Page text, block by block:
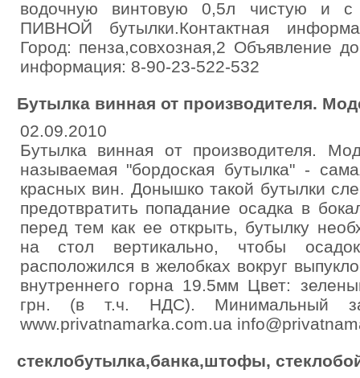
водочную винтовую 0,5л чистую и с
ПИВНОЙ бутылки.Контактная
Город: пенза,совхозная,2 Объявление
информация: 8-90-23-522-532
Бутылка винная от производителя.
02.09.2010
Бутылка винная от производителя.
называемая "бордоская бутылка" -
красных вин. Донышко такой бутылки
предотвратить попадание осадка в
перед тем как ее открыть, бутылку
на стол вертикально, чтобы
расположился в желобках вокруг
внутреннего горна 19.5мм Цвет:
грн. (в т.ч. НДС). Минимальный
www.privatnamarka.com.ua
стеклобутылка,банка,штофы,